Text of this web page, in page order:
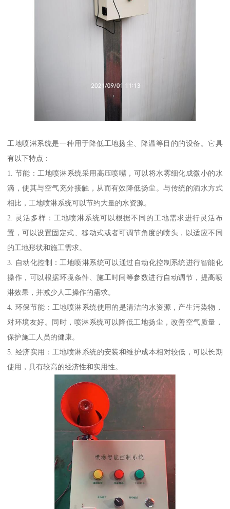
工地喷淋系统是一种用于降低工地扬尘、降温等目的的设备。它具
有以下特点：
1. 节能：工地喷淋系统采用高压喷嘴，可以将水雾细化成微小的水
滴，使其与空气充分接触，从而有效降低扬尘。与传统的洒水方式
相比，工地喷淋系统可以节约大量的水资源。
2. 灵活多样：工地喷淋系统可以根据不同的工地需求进行灵活布
置，可以设置固定式、移动式或者可调节角度的喷头，以适应不同
的工地形状和施工需求。
3. 自动化控制：工地喷淋系统可以通过自动化控制系统进行智能化
操作，可以根据环境条件、施工时间等参数进行自动调节，提高喷
淋效果，并减少人工操作的需求。
4. 环保节能：工地喷淋系统使用的是清洁的水资源，产生污染物，
对环境友好。同时，喷淋系统可以降低工地扬尘，改善空气质量，
保护施工人员的健康。
5. 经济实用：工地喷淋系统的安装和维护成本相对较低，可以长期
使用，具有较高的经济性和实用性。